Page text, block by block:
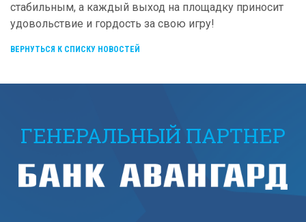
стабильным, а каждый выход на площадку приносит
удовольствие и гордость за свою игру!
ВЕРНУТЬСЯ К СПИСКУ НОВОСТЕЙ
ГЕНЕРАЛЬНЫЙ ПАРТНЕР